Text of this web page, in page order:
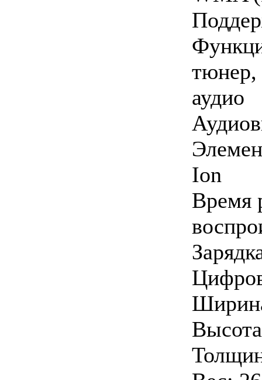
тюнер,
аудио
Ion
Время